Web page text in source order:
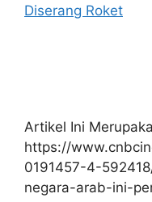
Diserang Roket
Artikel Ini
https://
0191457-4-
negara-arab-ini-